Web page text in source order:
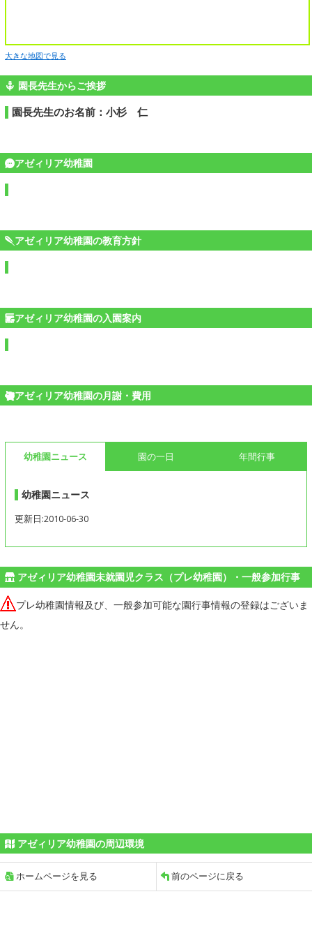
大きな地図で見る
園長先生からご挨拶
園長先生のお名前：小杉 仁
アゼィリア幼稚園
アゼィリア幼稚園の教育方針
アゼィリア幼稚園の入園案内
アゼィリア幼稚園の月謝・費用
幼稚園ニュース 園の一日 年間行事
幼稚園ニュース
更新日:2010-06-30
アゼィリア幼稚園未就園児クラス（プレ幼稚園）・一般参加行事
プレ幼稚園情報及び、一般参加可能な園行事情報の登録はございま
せん。
アゼィリア幼稚園の周辺環境
ホームページを見る 前のページに戻る